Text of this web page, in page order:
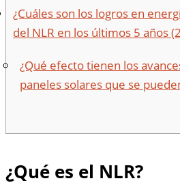
¿Cuáles son los logros en
del NLR en los últimos 5 años
¿Qué efecto tienen los
paneles solares que se
¿Qué es el NLR?